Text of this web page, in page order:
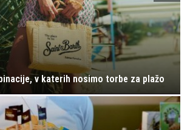
v katerih nosimo torbe za plažo